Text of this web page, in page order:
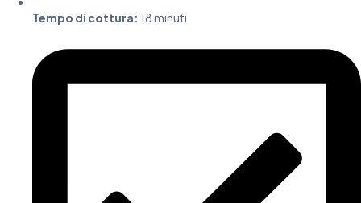
Tempo di cottura: 18 minuti